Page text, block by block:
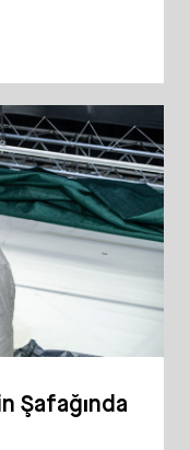
Şafağında